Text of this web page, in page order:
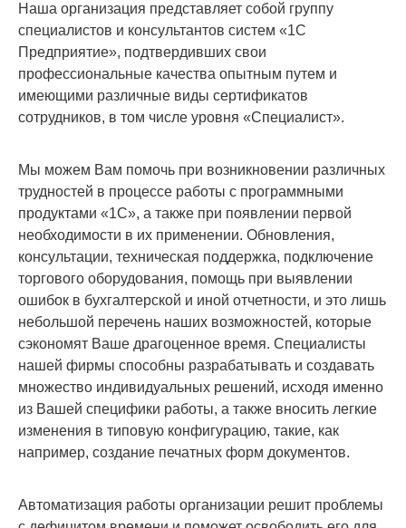
Наша организация представляет собой группу
специалистов и консультантов систем «1С
Предприятие», подтвердивших свои
профессиональные качества опытным путем и
имеющими различные виды сертификатов
сотрудников, в том числе уровня «Специалист».
Мы можем Вам помочь при возникновении различных
трудностей в процессе работы с программными
продуктами «1С», а также при появлении первой
необходимости в их применении. Обновления,
консультации, техническая поддержка, подключение
торгового оборудования, помощь при выявлении
ошибок в бухгалтерской и иной отчетности, и это лишь
небольшой перечень наших возможностей, которые
сэкономят Ваше драгоценное время. Специалисты
нашей фирмы способны разрабатывать и создавать
множество индивидуальных решений, исходя именно
из Вашей специфики работы, а также вносить легкие
изменения в типовую конфигурацию, такие, как
например, создание печатных форм документов.
Автоматизация работы организации решит проблемы